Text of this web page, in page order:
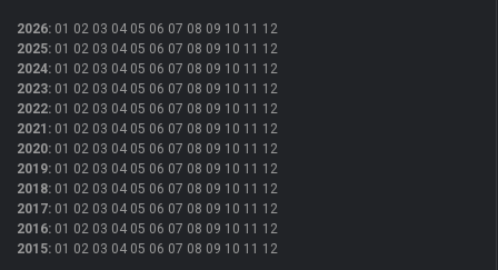
2026: 01 02 03 04 05 06 07 08 09 10 11 12
2025: 01 02 03 04 05 06 07 08 09 10 11 12
2024: 01 02 03 04 05 06 07 08 09 10 11 12
2023: 01 02 03 04 05 06 07 08 09 10 11 12
2022: 01 02 03 04 05 06 07 08 09 10 11 12
2021 : 01 02 03 04 05 06 07 08 09 10 11 12
2020: 01 02 03 04 05 06 07 08 09 10 11 12
2019: 01 02 03 04 05 06 07 08 09 10 11 12
2018: 01 02 03 04 05 06 07 08 09 10 11 12
2017: 01 02 03 04 05 06 07 08 09 10 11 12
2016: 01 02 03 04 05 06 07 08 09 10 11 12
2015: 01 02 03 04 05 06 07 08 09 10 11 12